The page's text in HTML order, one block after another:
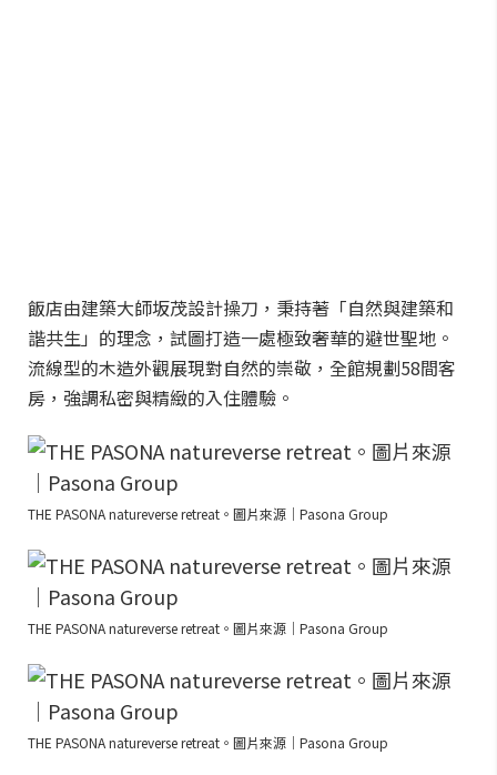
飯店由建築大師坂茂設計操刀，秉持著「自然與建築和
諧共生」的理念，試圖打造一處極致奢華的避世聖地。
流線型的木造外觀展現對自然的崇敬，全館規劃58間客
房，強調私密與精緻的入住體驗。
THE PASONA natureverse retreat。圖片來源｜Pasona Group
THE PASONA natureverse retreat。圖片來源｜Pasona Group
THE PASONA natureverse retreat。圖片來源｜Pasona Group